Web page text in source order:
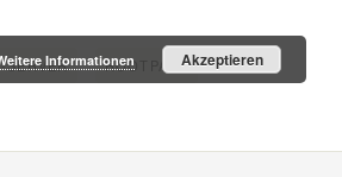
SERVER ROOTPACK
Informationen Akzeptieren